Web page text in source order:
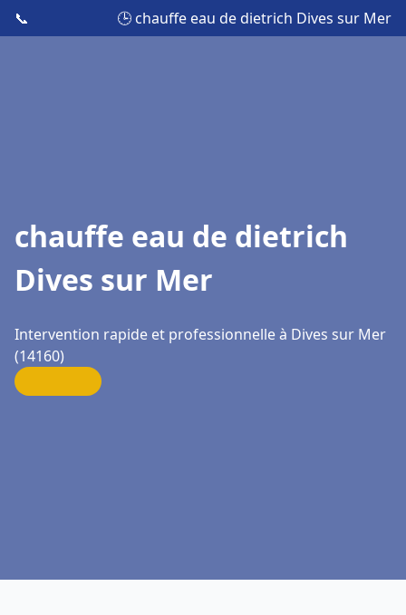
📞 🕒 chauffe eau de dietrich Dives sur Mer
chauffe eau de dietrich
Dives sur Mer
Intervention rapide et professionnelle à Dives sur Mer
(14160)